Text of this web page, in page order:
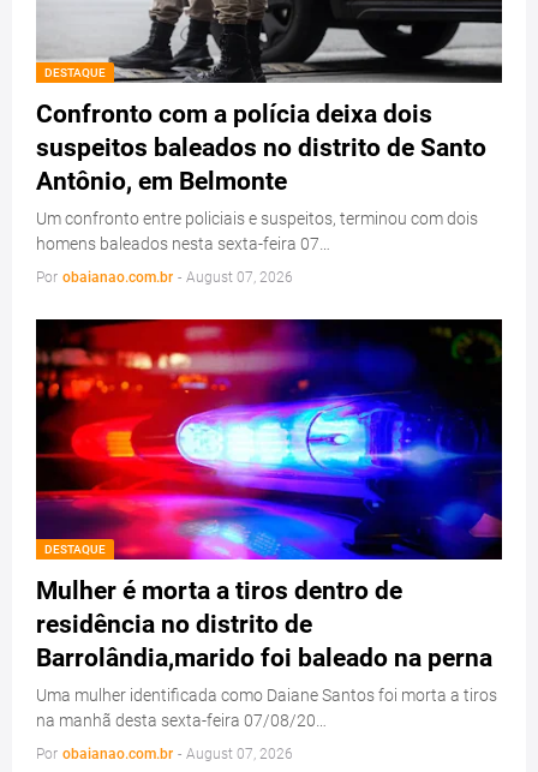
DESTAQUE
Confronto com a polícia deixa dois
suspeitos baleados no distrito de Santo
Antônio, em Belmonte
Um confronto entre policiais e suspeitos, terminou com dois
homens baleados nesta sexta-feira 07…
Por obaianao.com.br - August 07, 2026
DESTAQUE
Mulher é morta a tiros dentro de
residência no distrito de
Barrolândia,marido foi baleado na perna
Uma mulher identificada como Daiane Santos foi morta a tiros
na manhã desta sexta-feira 07/08/20…
Por obaianao.com.br - August 07, 2026